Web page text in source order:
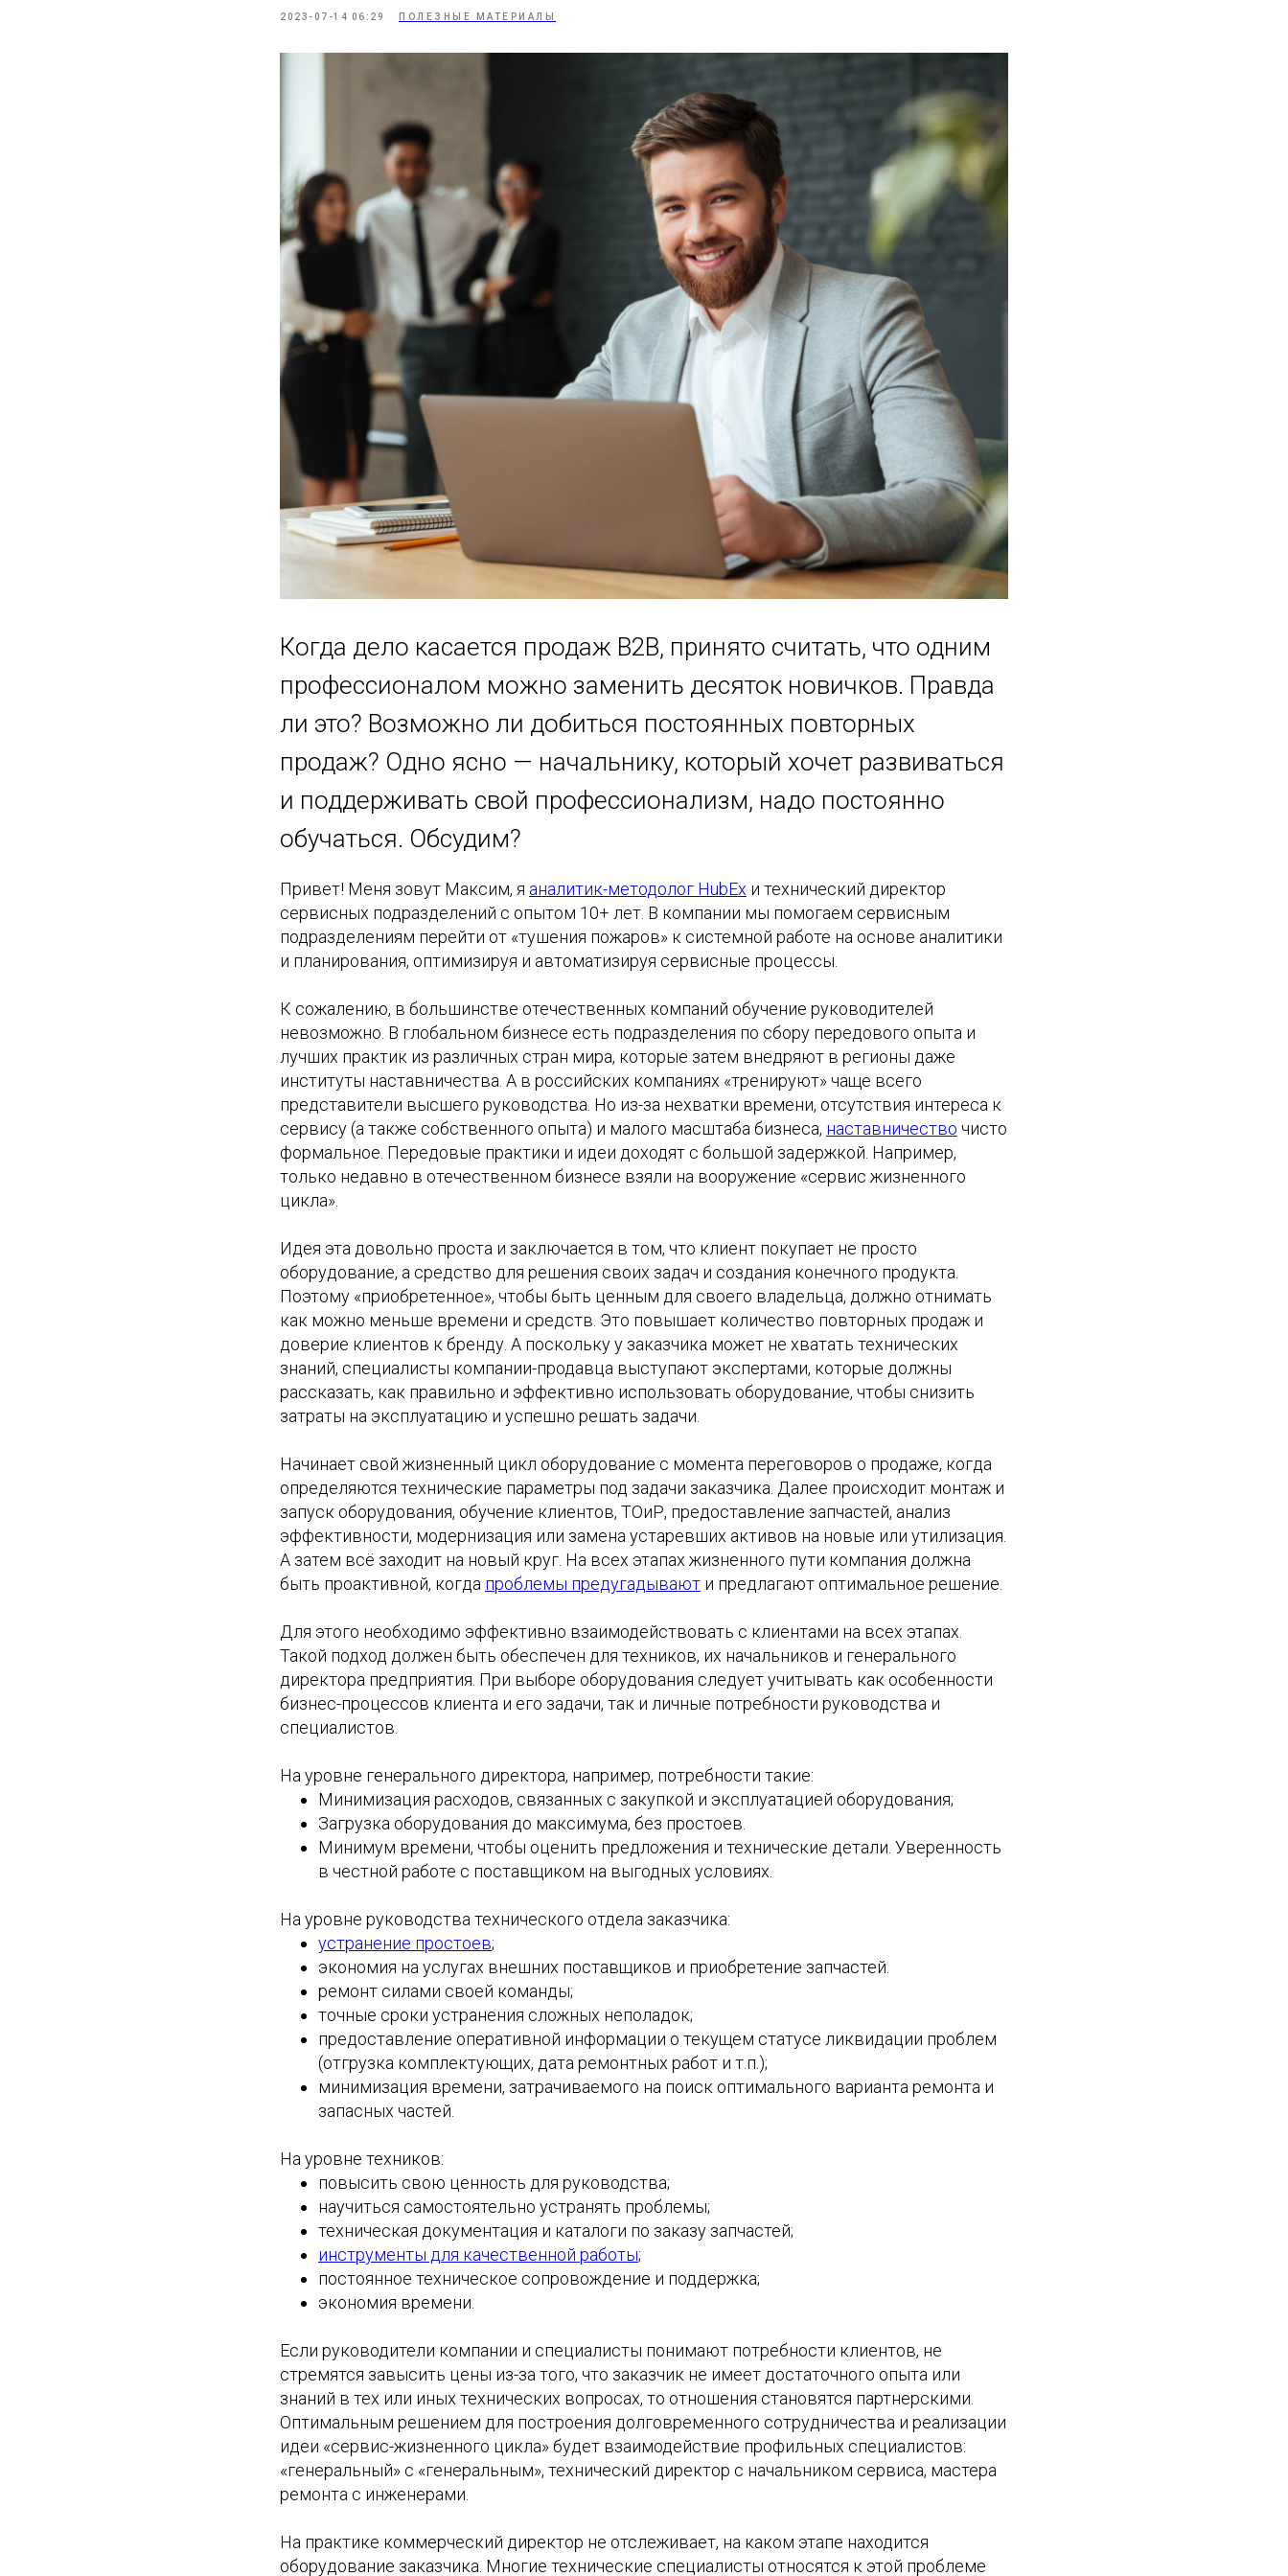
2023-07-14 06:29 ПОЛЕЗНЫЕ МАТЕРИАЛЫ
Когда дело касается продаж B2B, принято считать, что одним
профессионалом можно заменить десяток новичков. Правда
ли это? Возможно ли добиться постоянных повторных
продаж? Одно ясно — начальнику, который хочет развиваться
и поддерживать свой профессионализм, надо постоянно
обучаться. Обсудим?
Привет! Меня зовут Максим, я аналитик-методолог HubEx и технический директор
сервисных подразделений с опытом 10+ лет. В компании мы помогаем сервисным
подразделениям перейти от «тушения пожаров» к системной работе на основе аналитики
и планирования, оптимизируя и автоматизируя сервисные процессы.
К сожалению, в большинстве отечественных компаний обучение руководителей
невозможно. В глобальном бизнесе есть подразделения по сбору передового опыта и
лучших практик из различных стран мира, которые затем внедряют в регионы даже
институты наставничества. А в российских компаниях «тренируют» чаще всего
представители высшего руководства. Но из-за нехватки времени, отсутствия интереса к
сервису (а также собственного опыта) и малого масштаба бизнеса, наставничество чисто
формальное. Передовые практики и идеи доходят с большой задержкой. Например,
только недавно в отечественном бизнесе взяли на вооружение «сервис жизненного
цикла».
Идея эта довольно проста и заключается в том, что клиент покупает не просто
оборудование, а средство для решения своих задач и создания конечного продукта.
Поэтому «приобретенное», чтобы быть ценным для своего владельца, должно отнимать
как можно меньше времени и средств. Это повышает количество повторных продаж и
доверие клиентов к бренду. А поскольку у заказчика может не хватать технических
знаний, специалисты компании-продавца выступают экспертами, которые должны
рассказать, как правильно и эффективно использовать оборудование, чтобы снизить
затраты на эксплуатацию и успешно решать задачи.
Начинает свой жизненный цикл оборудование с момента переговоров о продаже, когда
определяются технические параметры под задачи заказчика. Далее происходит монтаж и
запуск оборудования, обучение клиентов, ТОиР, предоставление запчастей, анализ
эффективности, модернизация или замена устаревших активов на новые или утилизация.
А затем всё заходит на новый круг. На всех этапах жизненного пути компания должна
быть проактивной, когда проблемы предугадывают и предлагают оптимальное решение.
Для этого необходимо эффективно взаимодействовать с клиентами на всех этапах.
Такой подход должен быть обеспечен для техников, их начальников и генерального
директора предприятия. При выборе оборудования следует учитывать как особенности
бизнес-процессов клиента и его задачи, так и личные потребности руководства и
специалистов.
На уровне генерального директора, например, потребности такие:
Минимизация расходов, связанных с закупкой и эксплуатацией оборудования;
Загрузка оборудования до максимума, без простоев.
Минимум времени, чтобы оценить предложения и технические детали. Уверенность
в честной работе с поставщиком на выгодных условиях.
На уровне руководства технического отдела заказчика:
устранение простоев;
экономия на услугах внешних поставщиков и приобретение запчастей.
ремонт силами своей команды;
точные сроки устранения сложных неполадок;
предоставление оперативной информации о текущем статусе ликвидации проблем
(отгрузка комплектующих, дата ремонтных работ и т.п.);
минимизация времени, затрачиваемого на поиск оптимального варианта ремонта и
запасных частей.
На уровне техников:
повысить свою ценность для руководства;
научиться самостоятельно устранять проблемы;
техническая документация и каталоги по заказу запчастей;
инструменты для качественной работы;
постоянное техническое сопровождение и поддержка;
экономия времени.
Если руководители компании и специалисты понимают потребности клиентов, не
стремятся завысить цены из-за того, что заказчик не имеет достаточного опыта или
знаний в тех или иных технических вопросах, то отношения становятся партнерскими.
Оптимальным решением для построения долговременного сотрудничества и реализации
идеи «сервис-жизненного цикла» будет взаимодействие профильных специалистов:
«генеральный» с «генеральным», технический директор с начальником сервиса, мастера
ремонта с инженерами.
На практике коммерческий директор не отслеживает, на каком этапе находится
оборудование заказчика. Многие технические специалисты относятся к этой проблеме